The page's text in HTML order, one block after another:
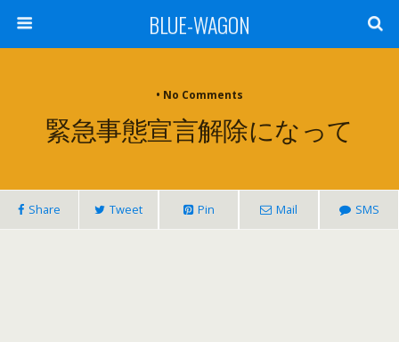
BLUE-WAGON
• No Comments
緊急事態宣言解除になって
Share Tweet Pin Mail SMS